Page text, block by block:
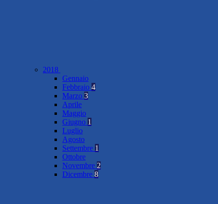
2018
Gennaio
Febbraio 4
Marzo 3
Aprile
Maggio
Giugno 1
Luglio
Agosto
Settembre 1
Ottobre
Novembre 2
Dicembre 8